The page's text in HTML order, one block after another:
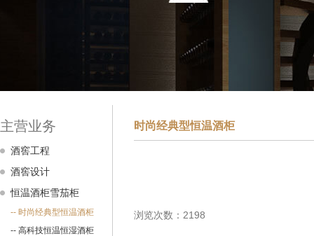
主营业务
酒窖工程
酒窖设计
恒温酒柜雪茄柜
-- 时尚经典型恒温酒柜
-- 高科技恒温恒湿酒柜
时尚经典型恒温酒柜
浏览次数：2198